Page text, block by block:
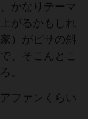
かなりテーマ
がるかもしれ
）がピサの斜
、そこんとこ
。
ファンくらい